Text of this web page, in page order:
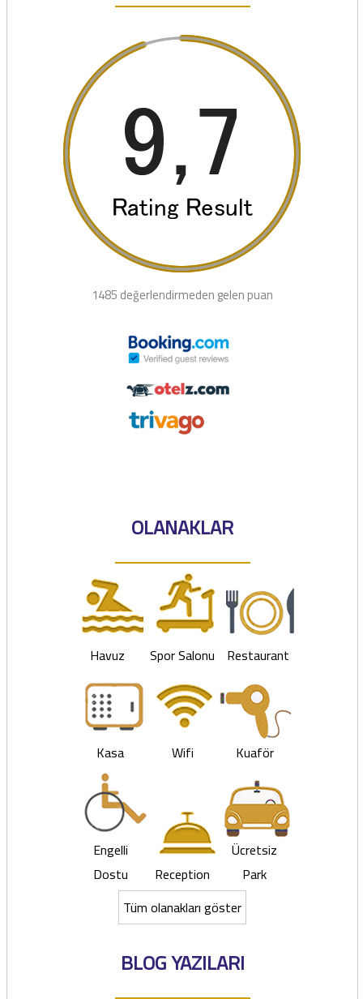
1485 değerlendirmeden gelen puan
OLANAKLAR
Havuz Spor Salonu Restaurant
Kasa Wifi Kuaför
Engelli
Dostu
Reception
Ücretsiz
Park
Tüm olanakları göster
BLOG YAZILARI